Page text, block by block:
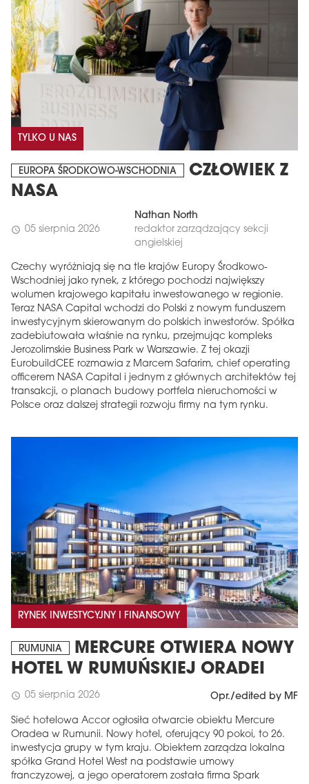
TYLKO U NAS
EUROPA ŚRODKOWO-WSCHODNIA
CZŁOWIEK Z
NASA
schedule 05 sierpnia 2026
Nathan North
redaktor zarządzający sekcji
angielskiej
Czechy wyróżniają się na tle krajów Europy Środkowo-
Wschodniej jako rynek, z którego pochodzi największy
wolumen krajowego kapitału inwestowanego w regionie.
Teraz NASA Capital wchodzi do Polski z nowym funduszem
inwestycyjnym skierowanym do polskich inwestorów. Spółka
zadebiutowała właśnie na rynku, przejmując kompleks
Jerozolimskie Business Park w Warszawie. Z tej okazji
EurobuildCEE rozmawia z Marcem Safarim, chief operating
officerem NASA Capital i jednym z głównych architektów tej
transakcji, o planach budowy portfela nieruchomości w
Polsce oraz dalszej strategii rozwoju firmy na tym rynku.
RYNEK INWESTYCYJNY I FINANSOWY
RUMUNIA
MERCURE OTWIERA NOWY
HOTEL W RUMUŃSKIEJ ORADEI
schedule 05 sierpnia 2026 Opr./edited by MF
Sieć hotelowa Accor ogłosiła otwarcie obiektu Mercure
Oradea w Rumunii. Nowy hotel, oferujący 90 pokoi, to 26.
inwestycja grupy w tym kraju. Obiektem zarządza lokalna
spółka Grand Hotel West na podstawie umowy
franczyzowej, a jego operatorem została firma Spark